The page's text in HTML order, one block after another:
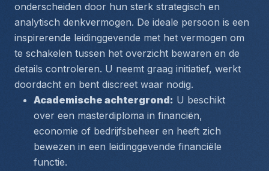
onderscheiden door hun sterk strategisch en
analytisch denkvermogen. De ideale persoon is een
inspirerende leidinggevende met het vermogen om
te schakelen tussen het overzicht bewaren en de
details controleren. U neemt graag initiatief, werkt
doordacht en bent discreet waar nodig.
Academische achtergrond: U beschikt
over een masterdiploma in financiën,
economie of bedrijfsbeheer en heeft zich
bewezen in een leidinggevende financiële
functie.